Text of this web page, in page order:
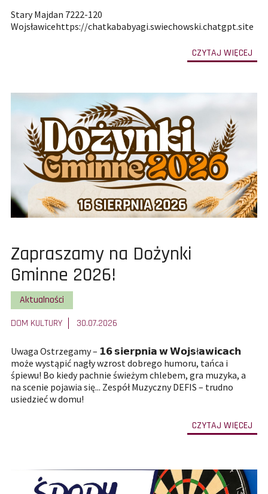
Stary Majdan 7222-120
Wojsławicehttps://chatkababyagi.swiechowski.chatgpt.site
CZYTAJ WIĘCEJ
do
Pokaż
całą
treść
artykułu:
Zapraszamy na Dożynki
Gminne 2026!
Pokaż wszystkie artykuły z kategorii
Aktualności
DOM KULTURY
30.07.2026
Uwaga Ostrzegamy – 𝟭𝟲 𝘀𝗶𝗲𝗿𝗽𝗻𝗶𝗮 𝘄 𝗪𝗼𝗷𝘀ł𝗮𝘄𝗶𝗰𝗮𝗰𝗵
może wystąpić nagły wzrost dobrego humoru, tańca i
śpiewu! Bo kiedy pachnie świeżym chlebem, gra muzyka, a
na scenie pojawia się... Zespół Muzyczny DEFIS – trudno
usiedzieć w domu!
CZYTAJ WIĘCEJ